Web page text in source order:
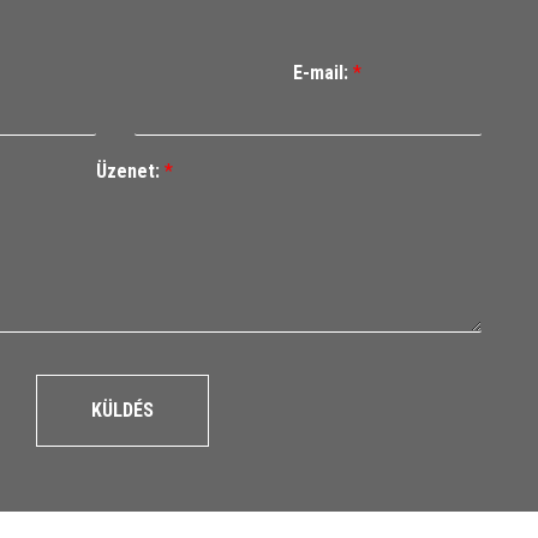
E-mail: *
Üzenet: *
KÜLDÉS